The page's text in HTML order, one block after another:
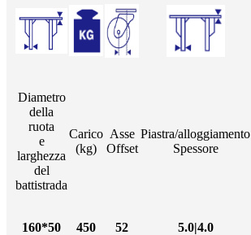
Diametro
della
ruota
e
larghezza
del
battistrada
Carico
(kg)
Asse
Offset
Piastra/alloggiamento
Spessore
160*50 450 52 5.0|4.0